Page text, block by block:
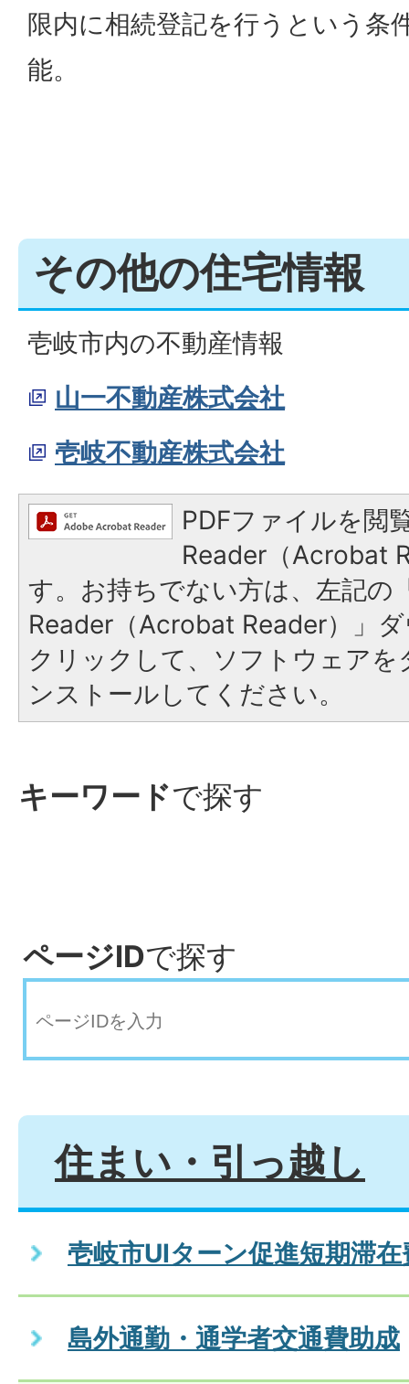
限内に相続登記を行うという条
能。
その他の住宅情報
壱岐市内の不動産情報
山一不動産株式会社
壱岐不動産株式会社
PDFファイルを閲
Reader（Acrobat
す。お持ちでない方は、左記の
Reader（Acrobat Reader）」
クリックして、ソフトウェア
ンストールしてください。
キーワードで探す
ページIDで探す
住まい・引っ越し
壱岐市UIターン促進短期滞
島外通勤・通学者交通費助成